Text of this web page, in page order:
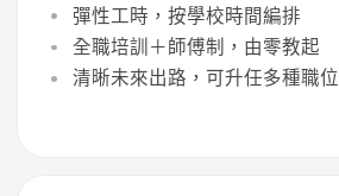
彈性工時，按學校時間編排
全職培訓＋師傅制，由零教起
清晰未來出路，可升任多種職位